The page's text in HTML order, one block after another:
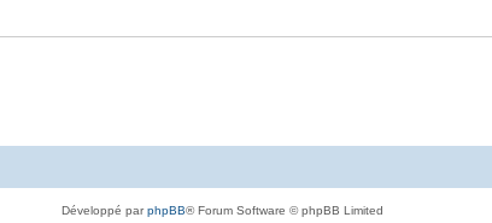
Développé parphpBB® Forum Software © phpBB Limited